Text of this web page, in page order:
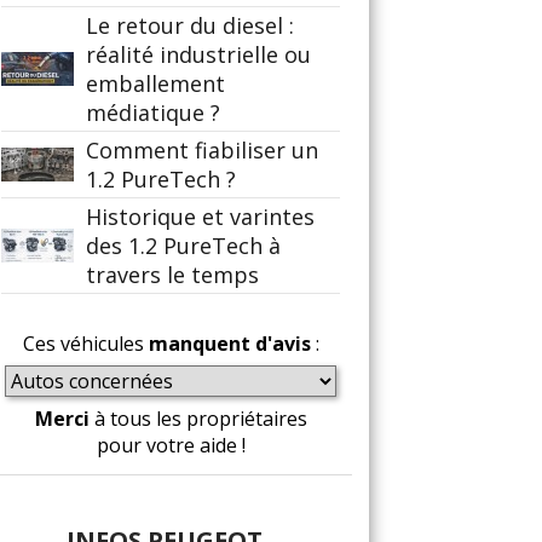
Le retour du diesel :
réalité industrielle ou
emballement
médiatique ?
Comment fiabiliser un
1.2 PureTech ?
Historique et varintes
des 1.2 PureTech à
travers le temps
Ces véhicules manquent d'avis:
Merci à tous les propriétaires
pour votre aide !